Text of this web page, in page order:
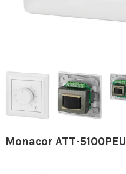
Monacor ATT-5100PEU